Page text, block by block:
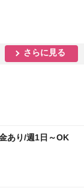
さらに見る
あり/週1日～OK